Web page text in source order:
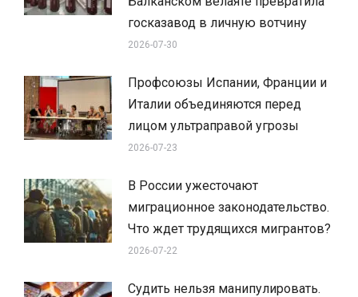
госказавод в личную вотчину
2026-07-30
Профсоюзы Испании, Франции и
Италии объединяются перед
лицом ультраправой угрозы
2026-07-23
В России ужесточают
миграционное законодательство.
Что ждет трудящихся мигрантов?
2026-07-22
Судить нельзя манипулировать.